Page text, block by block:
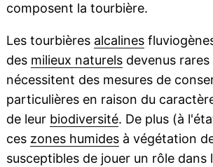
composent la tourbière.
Les tourbières alcalines
des milieux naturelsdevenus rares
nécessitent des mesures de
particulières en raison du
de leur biodiversité. De plus (à
ces zones humidesà végétation
susceptibles de jouer un rôle